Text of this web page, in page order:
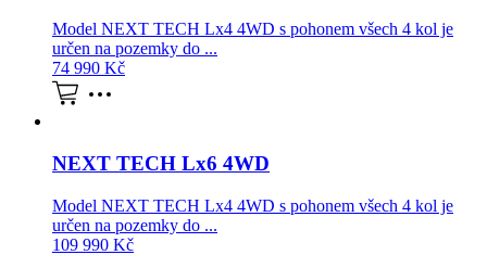
Model NEXT TECH Lx4 4WD s pohonem všech 4 kol je
určen na pozemky do ...
74 990 Kč
NEXT TECH Lx6 4WD
Model NEXT TECH Lx4 4WD s pohonem všech 4 kol je
určen na pozemky do ...
109 990 Kč